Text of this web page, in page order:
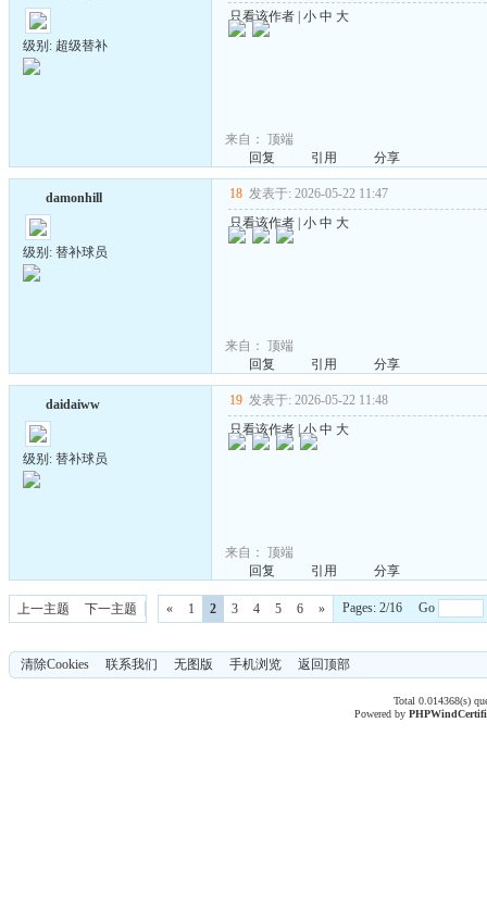
级别: 超级替补
只看该作者 小 中 大
来自： 顶端
回复
引用 分享
damonhill
级别: 替补球员
18 发表于: 2026-05-22 11:47
只看该作者 小 中 大
来自： 顶端
回复
引用 分享
daidaiww
级别: 替补球员
19 发表于: 2026-05-22 11:48
只看该作者 |小 中 大
来自： 顶端
回复
引用 分享
上一主题 下一主题 « 1 2 3 4 5 6 » Pages: 2/16 Go
清除Cookies 联系我们 无图版 手机浏览 返回顶部
Total 0.014368(s)
Powered byPHPWind